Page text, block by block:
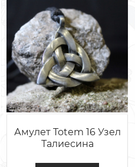
Амулет Totem 16 Узел
Талиесина